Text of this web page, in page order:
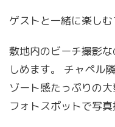
ゲストと一緒に楽しむ
敷地内のビーチ撮影
しめます。 チャペル
ゾート感たっぷりの
フォトスポットで写真